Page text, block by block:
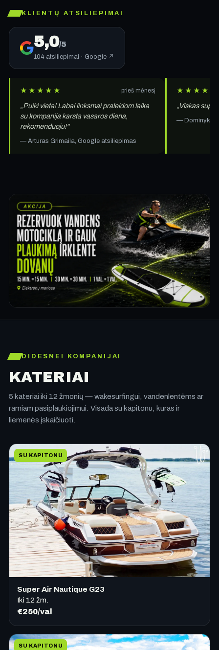
KLIENTŲ ATSILIEPIMAI
5,0/5
104 atsiliepimai · Google ↗
★★★★★ prieš mėnesį
„Puiki vieta! Labai linksmai praleidom laika
su kompanija karsta vasaros diena,
rekomenduoju!"
— Arturas Grimaila, Google atsiliepimas
★★★★★
„Viskas
— Dominykas
DIDESNEI KOMPANIJAI
KATERIAI
5 kateriai iki 12 žmonių — wakesurfingui, vandenlentėms ar
ramiam pasiplaukiojimui. Visada su kapitonu, kuras ir
liemenės įskaičiuoti.
SU KAPITONU
Super Air Nautique G23
Iki 12 žm.
€250/val
SU KAPITONU